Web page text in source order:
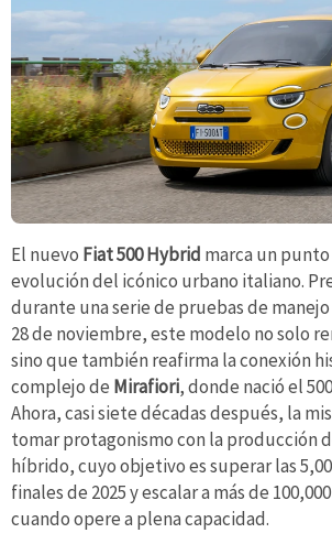
El nuevo Fiat 500 Hybrid marca un
evolución del icónico urbano italiano.
durante una serie de pruebas de
28 de noviembre, este modelo no solo
sino que también reafirma la conexión
complejo de Mirafiori, donde nació el
Ahora, casi siete décadas después, la
tomar protagonismo con la producción
híbrido, cuyo objetivo es superar las
finales de 2025 y escalar a más de
cuando opere a plena capacidad.